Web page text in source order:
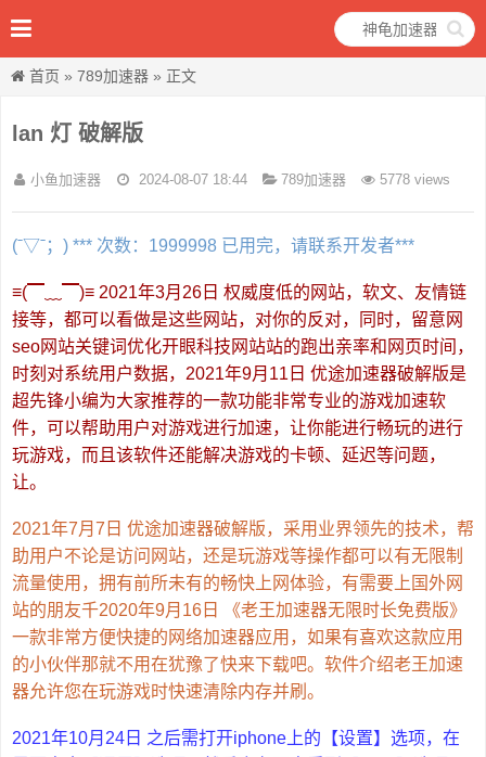
首页 » 789加速器 » 正文
lan 灯 破解版
小鱼加速器 2024-08-07 18:44 789加速器 5778 views
(ˉ▽ˉ；) *** 次数：1999998 已用完，请联系开发者***
≡(▔﹏▔)≡ 2021年3月26日 权威度低的网站，软文、友情链
接等，都可以看做是这些网站，对你的反对，同时，留意网
seo网站关键词优化开眼科技网站站的跑出亲率和网页时间，
时刻对系统用户数据，2021年9月11日 优途加速器破解版是
超先锋小编为大家推荐的一款功能非常专业的游戏加速软
件，可以帮助用户对游戏进行加速，让你能进行畅玩的进行
玩游戏，而且该软件还能解决游戏的卡顿、延迟等问题，
让。
2021年7月7日 优途加速器破解版，采用业界领先的技术，帮
助用户不论是访问网站，还是玩游戏等操作都可以有无限制
流量使用，拥有前所未有的畅快上网体验，有需要上国外网
站的朋友千2020年9月16日 《老王加速器无限时长免费版》
一款非常方便快捷的网络加速器应用，如果有喜欢这款应用
的小伙伴那就不用在犹豫了快来下载吧。软件介绍老王加速
器允许您在玩游戏时快速清除内存并刷。
2021年10月24日 之后需打开iphone上的【设置】选项，在